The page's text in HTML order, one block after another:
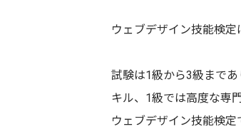
ウェブデザイン技能検定
試験は1級から3級まで
キル、1級では高度な専
ウェブデザイン技能検